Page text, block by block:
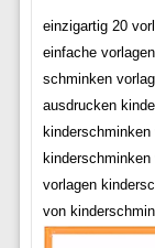
einzigartig 20
einfache
schminken
ausdrucken
vorlagen
von